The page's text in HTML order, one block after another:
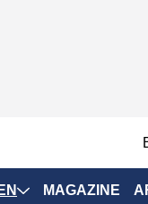
MAGAZINE